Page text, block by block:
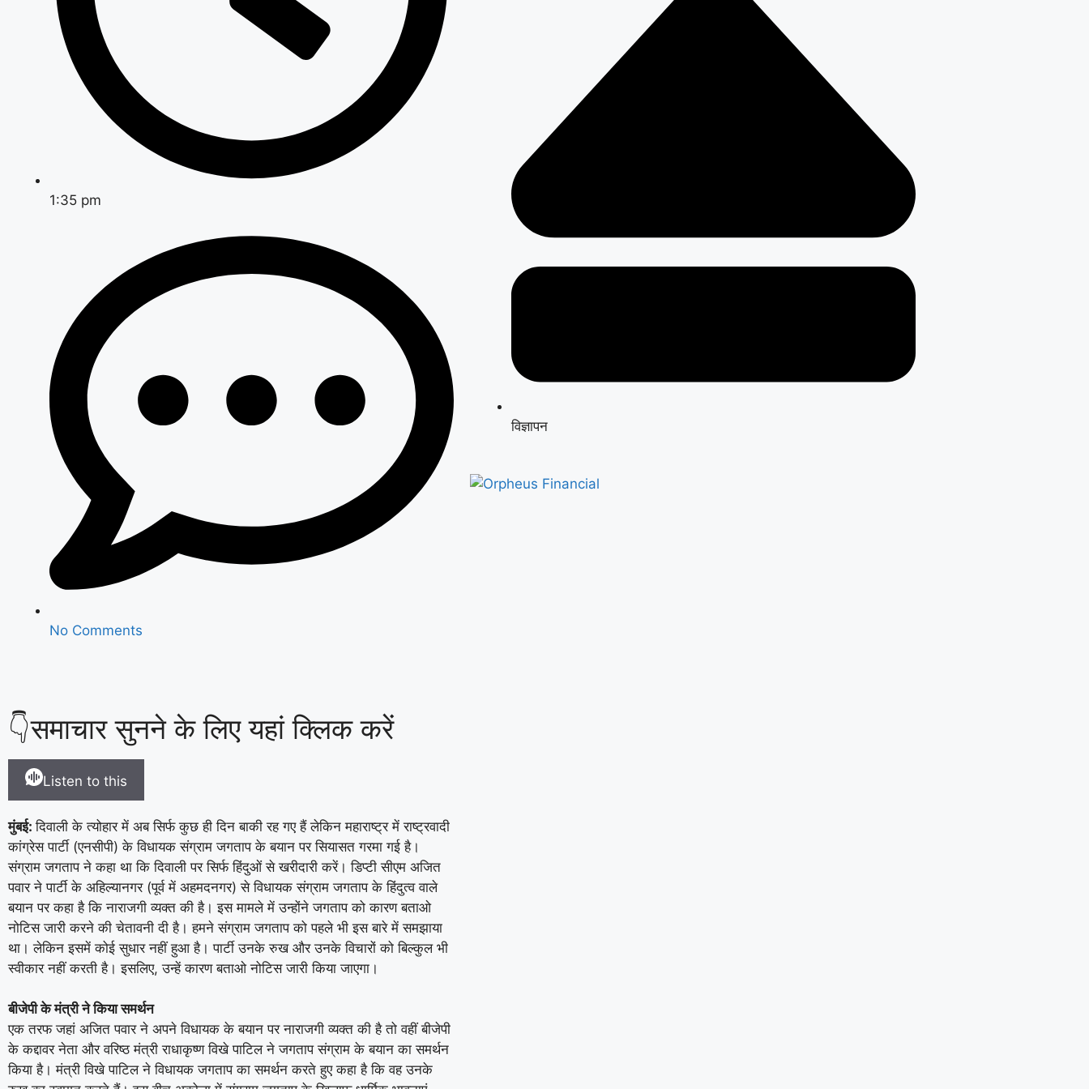
1:35 pm
No Comments
👇समाचार सुनने के लिए यहां क्लिक करें
Listen to this
मुंबई:दिवाली के त्योहार में अब सिर्फ कुछ ही दिन बाकी रह गए हैं लेकिन महाराष्ट्र में राष्ट्रवादी
कांग्रेस पार्टी (एनसीपी) के विधायक संग्राम जगताप के बयान पर सियासत गरमा गई है।
संग्राम जगताप ने कहा था कि दिवाली पर सिर्फ हिंदुओं से खरीदारी करें। डिप्टी सीएम अजित
पवार ने पार्टी के अहिल्यानगर (पूर्व में अहमदनगर) से विधायक संग्राम जगताप के हिंदुत्व वाले
बयान पर कहा है कि नाराजगी व्यक्त की है। इस मामले में उन्होंने जगताप को कारण बताओ
नोटिस जारी करने की चेतावनी दी है। हमने संग्राम जगताप को पहले भी इस बारे में समझाया
था। लेकिन इसमें कोई सुधार नहीं हुआ है। पार्टी उनके रुख और उनके विचारों को बिल्कुल भी
स्वीकार नहीं करती है। इसलिए, उन्हें कारण बताओ नोटिस जारी किया जाएगा।
बीजेपी के मंत्री ने किया समर्थन
एक तरफ जहां अजित पवार ने अपने विधायक के बयान पर नाराजगी व्यक्त की है तो वहीं बीजेपी
के कद्दावर नेता और वरिष्ठ मंत्री राधाकृष्ण विखे पाटिल ने जगताप संग्राम के बयान का समर्थन
किया है। मंत्री विखे पाटिल ने विधायक जगताप का समर्थन करते हुए कहा है कि वह उनके
विज्ञापन